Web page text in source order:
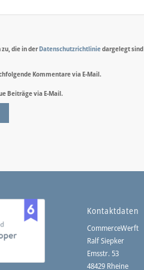
die in derDatenschutzrichtliniedargelegt sind
Kommentare via E-Mail.
Beiträge via E-Mail.
Kontaktdaten
CommerceWerft
Ralf Siepker
Emsstr. 53
48429 Rheine